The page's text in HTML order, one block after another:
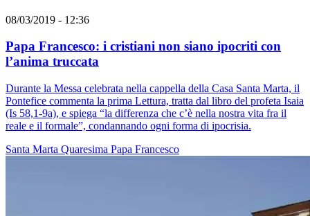
08/03/2019 - 12:36
Papa Francesco: i cristiani non siano ipocriti con
l’anima truccata
Durante la Messa celebrata nella cappella della Casa Santa Marta, il
Pontefice commenta la prima Lettura, tratta dal libro del profeta Isaia
(Is 58,1-9a), e spiega “la differenza che c’è nella nostra vita fra il
reale e il formale”, condannando ogni forma di ipocrisia.
Santa Marta Quaresima Papa Francesco